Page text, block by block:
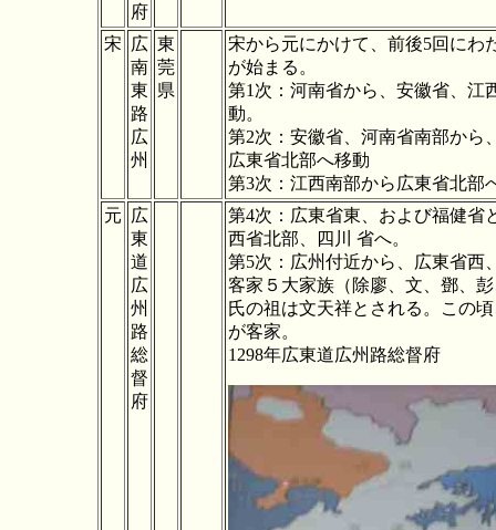
府
宋
広
南
東
路
広
州
東
莞
県
宋から元にかけて、前後5回にわ
が始まる。
第1次：河南省から、安徽省、江
動。
第2次：安徽省、河南省南部から
広東省北部へ移動
第3次：江西南部から広東省北部
元
広
東
道
広
州
路
総
督
府
第4次：広東省東、および福健省
西省北部、四川 省へ。
第5次：広州付近から、広東省西
客家５大家族（除廖、文、鄧、
氏の祖は文天祥とされる。この
が客家。
1298年広東道広州路総督府